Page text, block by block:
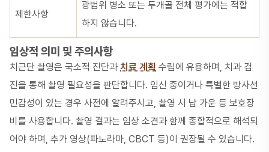
제한사항
광범위 병소 또는 두개골 전체 평가에는 적합
하지 않습니다.
임상적 의미 및 주의사항
치근단 촬영은 국소적 진단과치료 계획 수립에 유용하며, 치과 검
진을 통해 촬영 필요성을 판단합니다. 임신 중이거나 특별한 방사선
민감성이 있는 경우 사전에 알려주시고, 촬영 시 납 가운 등 보호장
비를 사용합니다. 촬영 결과는 임상 소견과 함께 종합적으로 해석되
어야 하며, 추가 영상(파노라마, CBCT 등)이 권장될 수 있습니다.